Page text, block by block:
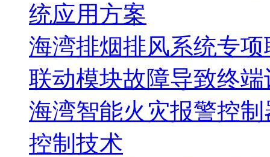
统应用方案
海湾排烟排风系统专
联动模块故障导致终
海湾智能火灾报警控
控制技术